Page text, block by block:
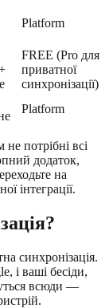
Platform
FREE (Pro для
приватної
синхронізації)
Platform
не потрібні всі
додаток,
на
інтеграції.
синхронізація.
і ваші бесіди,
всюди —